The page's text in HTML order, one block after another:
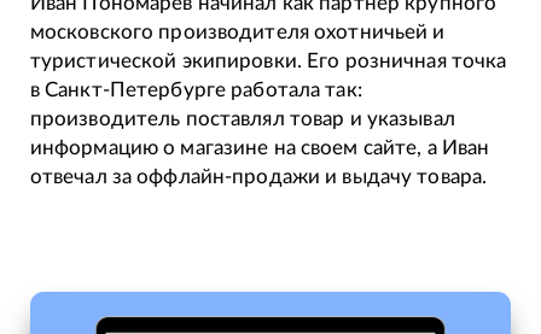
московского производителя охотничьей и
туристической экипировки. Его розничная точка
в Санкт-Петербурге работала так:
производитель поставлял товар и указывал
информацию о магазине на своем сайте, а Иван
отвечал за оффлайн-продажи и выдачу товара.